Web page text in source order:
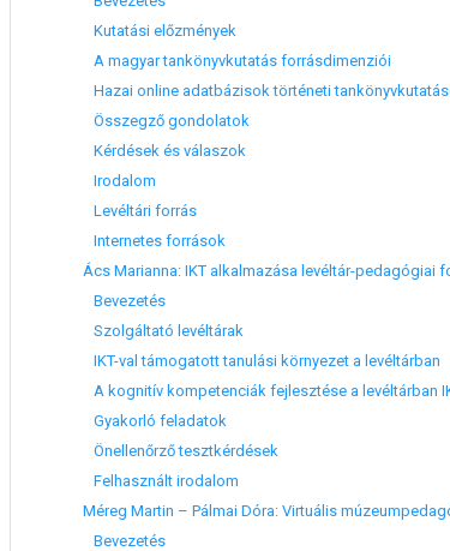
Kutatási előzmények
A magyar tankönyvkutatás forrásdimenziói
Hazai online adatbázisok történeti
Összegző gondolatok
Kérdések és válaszok
Irodalom
Levéltári forrás
Internetes források
Ács Marianna: IKT alkalmazása levéltár-pedagógiai
Bevezetés
Szolgáltató levéltárak
IKT-val támogatott tanulási környezet a levéltárban
A kognitív kompetenciák fejlesztése a levéltárban
Gyakorló feladatok
Önellenőrző tesztkérdések
Felhasznált irodalom
Méreg Martin – Pálmai Dóra: Virtuális
Bevezetés